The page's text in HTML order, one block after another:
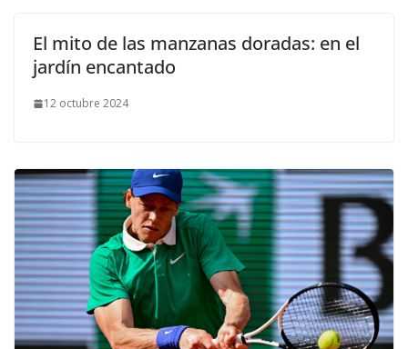
El mito de las manzanas doradas: en el
jardín encantado
12 octubre 2024